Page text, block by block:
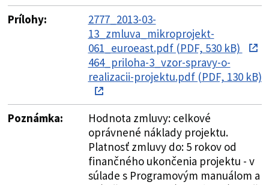
Prílohy:
2777_2013-03-
13_zmluva_mikroprojekt-
061_euroeast.pdf (PDF, 530 kB)
464_priloha-3_vzor-spravy-o-
realizacii-projektu.pdf (PDF, 130 kB)
Poznámka:
Hodnota zmluvy: celkové
oprávnené náklady projektu.
Platnosť zmluvy do: 5 rokov od
finančného ukončenia projektu - v
súlade s Programovým manuálom a